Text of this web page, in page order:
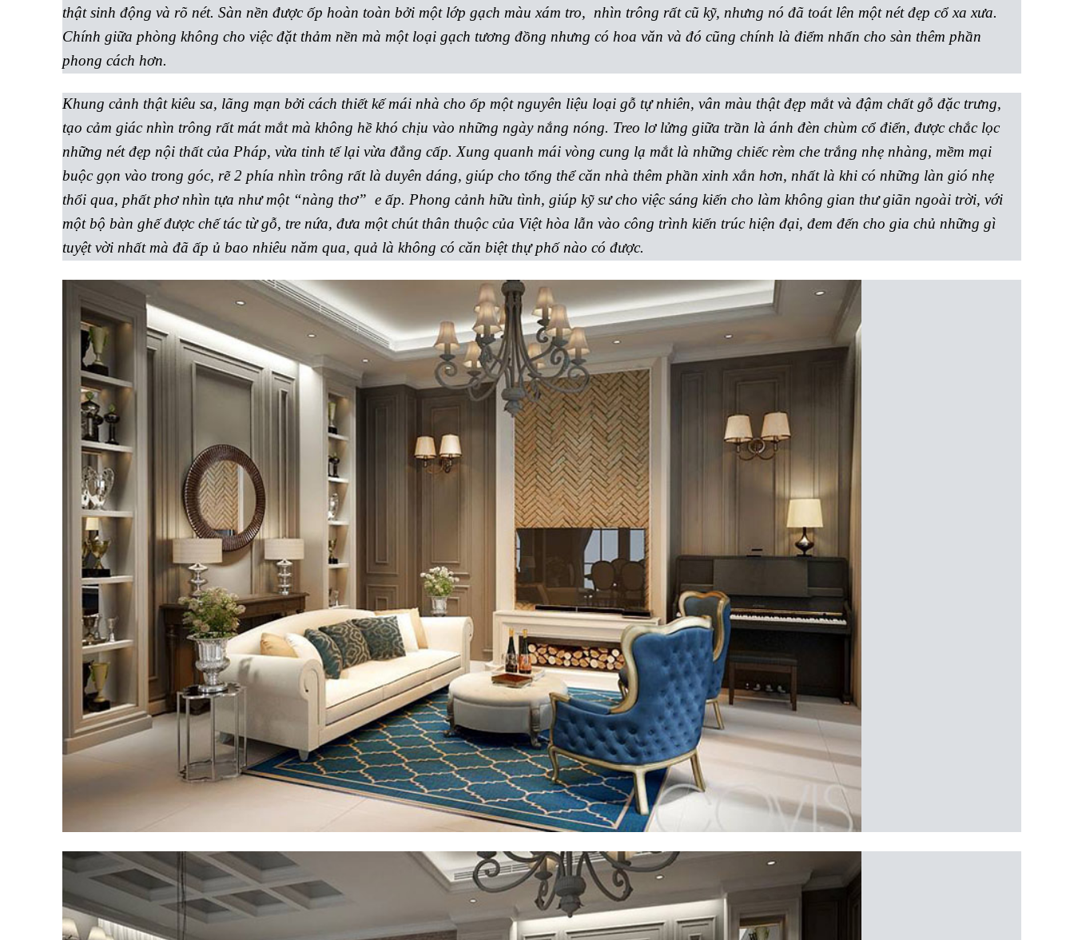
thật sinh động và rõ nét. Sàn nền được ốp hoàn toàn bởi một lớp gạch màu xám tro, nhìn trông rất cũ kỹ, nhưng nó đã toát lên một nét đẹp cổ xa xưa.
Chính giữa phòng không cho việc đặt thảm nền mà một loại gạch tương đồng nhưng có hoa văn và đó cũng chính là điểm nhấn cho sàn thêm phần
phong cách hơn.
Khung cảnh thật kiêu sa, lãng mạn bởi cách thiết kế mái nhà cho ốp một nguyên liệu loại gỗ tự nhiên, vân màu thật đẹp mắt và đậm chất gỗ đặc trưng,
tạo cảm giác nhìn trông rất mát mắt mà không hề khó chịu vào những ngày nắng nóng. Treo lơ lửng giữa trần là ánh đèn chùm cổ điển, được chắc lọc
những nét đẹp nội thất của Pháp, vừa tinh tế lại vừa đẳng cấp. Xung quanh mái vòng cung lạ mắt là những chiếc rèm che trắng nhẹ nhàng, mềm mại
buộc gọn vào trong góc, rẽ 2 phía nhìn trông rất là duyên dáng, giúp cho tổng thể căn nhà thêm phần xinh xắn hơn, nhất là khi có những làn gió nhẹ
thổi qua, phất phơ nhìn tựa như một “nàng thơ” e ấp. Phong cảnh hữu tình, giúp kỹ sư cho việc sáng kiến cho làm không gian thư giãn ngoài trời, với
một bộ bàn ghế được chế tác từ gỗ, tre nứa, đưa một chút thân thuộc của Việt hòa lẫn vào công trình kiến trúc hiện đại, đem đến cho gia chủ những gì
tuyệt vời nhất mà đã ấp ủ bao nhiêu năm qua, quả là không có căn biệt thự phố nào có được.